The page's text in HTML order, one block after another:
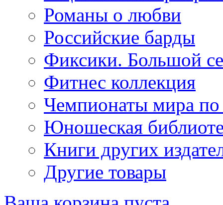
Романы о любви
Российские барды
Фиксики. Большой
Фитнес коллекция
Чемпионаты мира по
Юношеская
Книги других
Другие товары